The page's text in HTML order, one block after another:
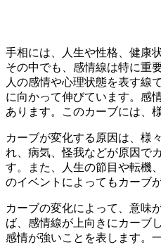
手相には、人生や性格、健康
その中でも、感情線は特に重
人の感情や心理状態を表す線
に向かって伸びています。感
あります。このカーブには、
カーブが変化する原因は、様
れ、病気、怪我などが原因で
す。また、人生の節目や転機
のイベントによってもカーブ
カーブの変化によって、意味
ば、感情線が上向きにカーブ
感情が強いことを表します。